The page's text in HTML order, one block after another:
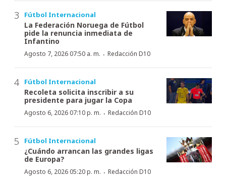
Fútbol Internacional
La Federación Noruega de Fútbol
pide la renuncia inmediata de
Infantino
Agosto 7, 2026 07:50 a. m. · Redacción D10
Fútbol Internacional
Recoleta solicita inscribir a su
presidente para jugar la Copa
Agosto 6, 2026 07:10 p. m. · Redacción D10
Fútbol Internacional
¿Cuándo arrancan las grandes ligas
de Europa?
Agosto 6, 2026 05:20 p. m. · Redacción D10